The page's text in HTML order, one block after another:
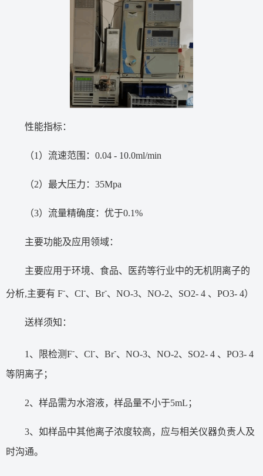
性能指标：
（1）流速范围：0.04 - 10.0ml/min
（2）最大压力：35Mpa
（3）流量精确度：优于0.1%
主要功能及应用领域：
主要应用于环境、食品、医药等行业中的无机阴离子的
分析,主要有 F-、Cl-、Br-、NO-3、NO-2、SO2- 4 、PO3- 4）
送样须知：
1、限检测F-、Cl-、Br-、NO-3、NO-2、SO2- 4 、PO3- 4
等阴离子；
2、样品需为水溶液，样品量不小于5mL；
3、如样品中其他离子浓度较高，应与相关仪器负责人及
时沟通。